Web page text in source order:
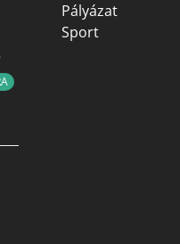
Pályázat
Sport